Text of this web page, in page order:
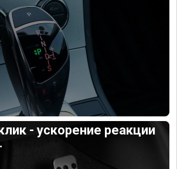
- ускорение реакции